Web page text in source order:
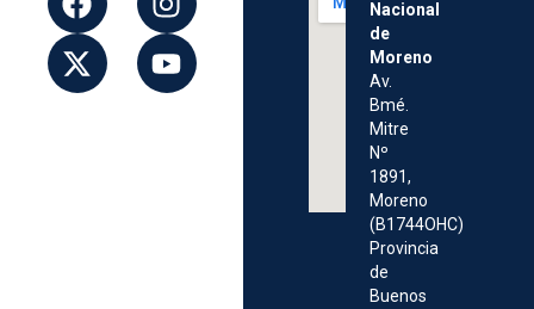
Nacional
de
Moreno
Av.
Bmé.
Mitre
Nº
1891,
Moreno
(B1744OHC)
Provincia
de
Buenos